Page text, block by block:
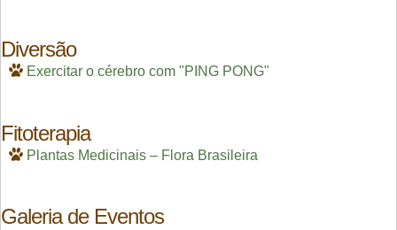
Diversão
Exercitar o cérebro com "PING PONG"
Fitoterapia
Plantas Medicinais – Flora Brasileira
Galeria de Eventos